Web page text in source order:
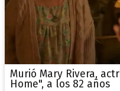
Murió Mary Rivera,
Home", a los 82 años